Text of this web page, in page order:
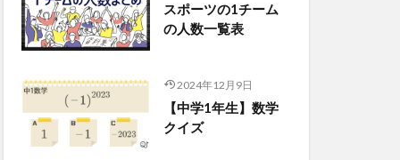
スポーツの1チーム
の人数一覧表
2024年12月9日
【中学1年生】数学
クイズ